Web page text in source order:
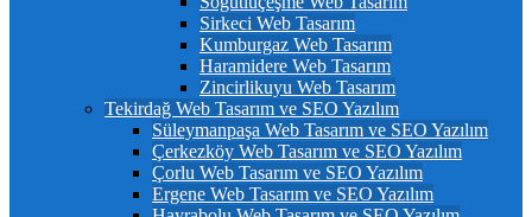
Sirkeci Web Tasarım
Kumburgaz Web Tasarım
Haramidere Web Tasarım
Zincirlikuyu Web Tasarım
Tekirdağ Web Tasarım ve SEO Yazılım
Süleymanpaşa Web Tasarım ve SEO Yazılım
Çerkezköy Web Tasarım ve SEO Yazılım
Çorlu Web Tasarım ve SEO Yazılım
Ergene Web Tasarım ve SEO Yazılım